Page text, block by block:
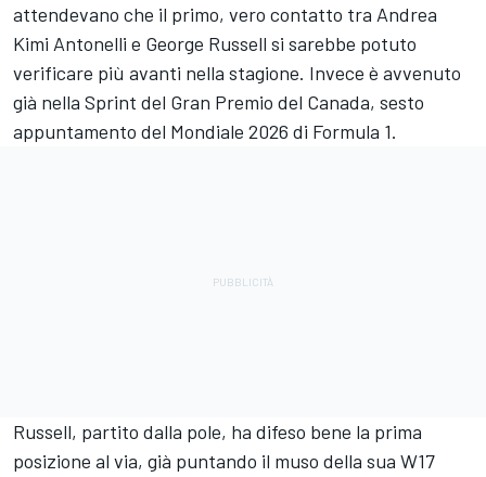
attendevano che il primo, vero contatto tra Andrea
Kimi Antonelli e George Russell si sarebbe potuto
verificare più avanti nella stagione. Invece è avvenuto
già nella Sprint del Gran Premio del Canada, sesto
appuntamento del Mondiale 2026 di Formula 1.
Russell, partito dalla pole, ha difeso bene la prima
posizione al via, già puntando il muso della sua W17